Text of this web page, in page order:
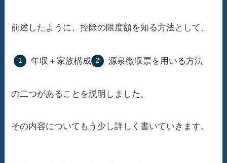
前述したように、控除の限度額を知る方法として、
年収＋家族構成 源泉徴収票を用いる方法
の二つがあることを説明しました。
その内容についてもう少し詳しく書いていきます。